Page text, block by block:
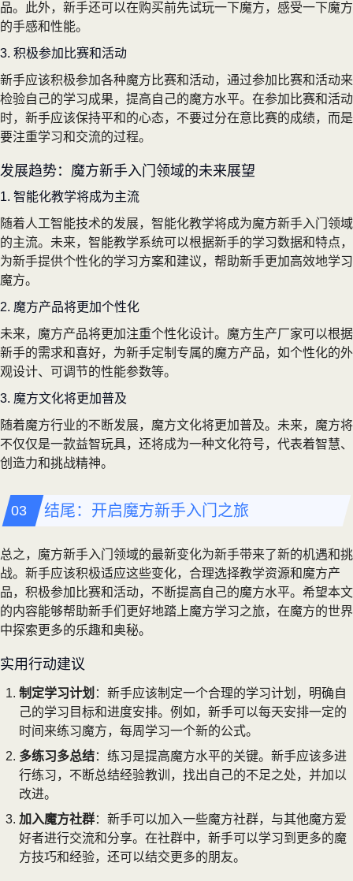
品。此外，新手还可以在购买前先试玩一下魔方，感受一下魔方
的手感和性能。
3. 积极参加比赛和活动
新手应该积极参加各种魔方比赛和活动，通过参加比赛和活动来
检验自己的学习成果，提高自己的魔方水平。在参加比赛和活动
时，新手应该保持平和的心态，不要过分在意比赛的成绩，而是
要注重学习和交流的过程。
发展趋势：魔方新手入门领域的未来展望
1. 智能化教学将成为主流
随着人工智能技术的发展，智能化教学将成为魔方新手入门领域
的主流。未来，智能教学系统可以根据新手的学习数据和特点，
为新手提供个性化的学习方案和建议，帮助新手更加高效地学习
魔方。
2. 魔方产品将更加个性化
未来，魔方产品将更加注重个性化设计。魔方生产厂家可以根据
新手的需求和喜好，为新手定制专属的魔方产品，如个性化的外
观设计、可调节的性能参数等。
3. 魔方文化将更加普及
随着魔方行业的不断发展，魔方文化将更加普及。未来，魔方将
不仅仅是一款益智玩具，还将成为一种文化符号，代表着智慧、
创造力和挑战精神。
结尾：开启魔方新手入门之旅
总之，魔方新手入门领域的最新变化为新手带来了新的机遇和挑
战。新手应该积极适应这些变化，合理选择教学资源和魔方产
品，积极参加比赛和活动，不断提高自己的魔方水平。希望本文
的内容能够帮助新手们更好地踏上魔方学习之旅，在魔方的世界
中探索更多的乐趣和奥秘。
实用行动建议
制定学习计划 ：新手应该制定一个合理的学习计划，明确自
己的学习目标和进度安排。例如，新手可以每天安排一定的
时间来练习魔方，每周学习一个新的公式。
多练习多总结：练习是提高魔方水平的关键。新手应该多进
行练习，不断总结经验教训，找出自己的不足之处，并加以
改进。
加入魔方社群：新手可以加入一些魔方社群，与其他魔方爱
好者进行交流和分享。在社群中，新手可以学习到更多的魔
方技巧和经验，还可以结交更多的朋友。